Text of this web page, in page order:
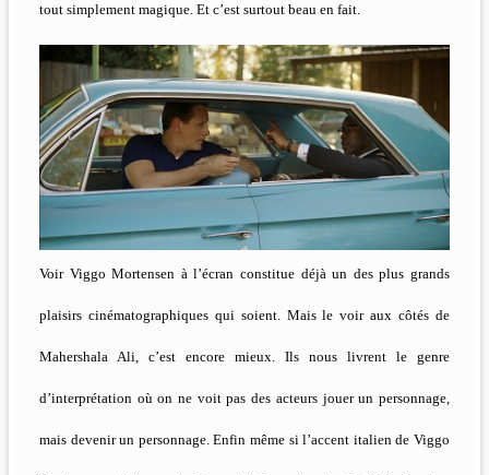
tout simplement magique. Et c’est surtout beau en fait.
Voir Viggo Mortensen à l’écran constitue déjà un des plus grands
plaisirs cinématographiques qui soient. Mais le voir aux côtés de
Mahershala Ali, c’est encore mieux. Ils nous livrent le genre
d’interprétation où on ne voit pas des acteurs jouer un personnage,
mais devenir un personnage. Enfin même si l’accent italien de Viggo